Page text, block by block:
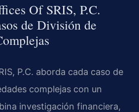
Of SRIS, P.C.
de División de
P.C. aborda cada caso de
complejas con un
investigación financiera,